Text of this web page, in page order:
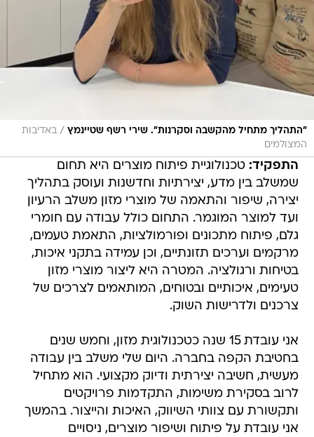
"התהליך מתחיל מהקשבה וסקרנות". שירי רשף שטיינמץ / באדיבות
המצולמים
התפקיד: טכנולוגיית פיתוח מוצרים היא תחום
שמשלב בין מדע, יצירתיות וחדשנות ועוסק בתהליך
יצירה, שיפור והתאמה של מוצרי מזון משלב הרעיון
ועד למוצר המוגמר. התחום כולל עבודה עם חומרי
גלם, פיתוח מתכונים ופורמולציות, התאמת טעמים,
מרקמים וערכים תזונתיים, וכן עמידה בתקני איכות,
בטיחות ורגולציה. המטרה היא ליצור מוצרי מזון
טעימים, איכותיים ובטוחים, המותאמים לצרכים של
צרכנים ולדרישות השוק.
אני עובדת 15 שנה כטכנולוגית מזון, וחמש שנים
בחטיבת הקפה בחברה. היום שלי משלב בין עבודה
מעשית, חשיבה יצירתית ודיוק מקצועי. הוא מתחיל
לרוב בסקירת משימות, התקדמות פרויקטים
ותקשורת עם צוותי השיווק, האיכות והייצור. בהמשך
אני עובדת על פיתוח ושיפור מוצרים, ניסויים